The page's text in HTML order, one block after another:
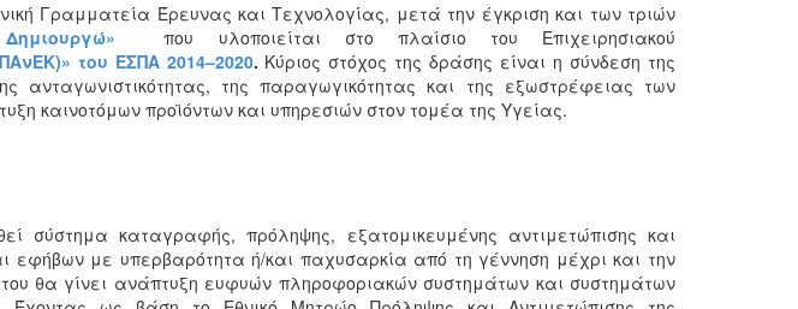
Γραμματεία Έρευνας και Τεχνολογίας, μετά την έγκριση και των τριών
που υλοποιείται στο πλαίσιο του Επιχειρησιακού
του ΕΣΠΑ 2014–2020. Κύριος στόχος της δράσης είναι η σύνδεση της
ανταγωνιστικότητας, της παραγωγικότητας και της εξωστρέφειας των
καινοτόμων προϊόντων και υπηρεσιών στον τομέα της Υγείας.
σύστημα καταγραφής, πρόληψης, εξατομικευμένης αντιμετώπισης και
εφήβων με υπερβαρότητα ή/και παχυσαρκία από τη γέννηση μέχρι και την
θα γίνει ανάπτυξη ευφυών πληροφοριακών συστημάτων και συστημάτων